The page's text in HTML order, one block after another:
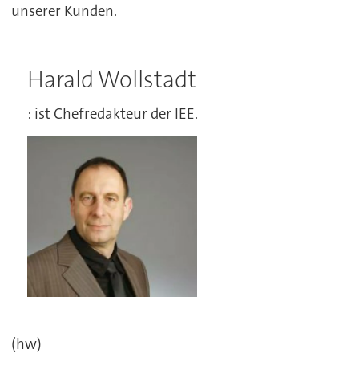
unserer Kunden.
Harald Wollstadt
: ist Chefredakteur der IEE.
(hw)